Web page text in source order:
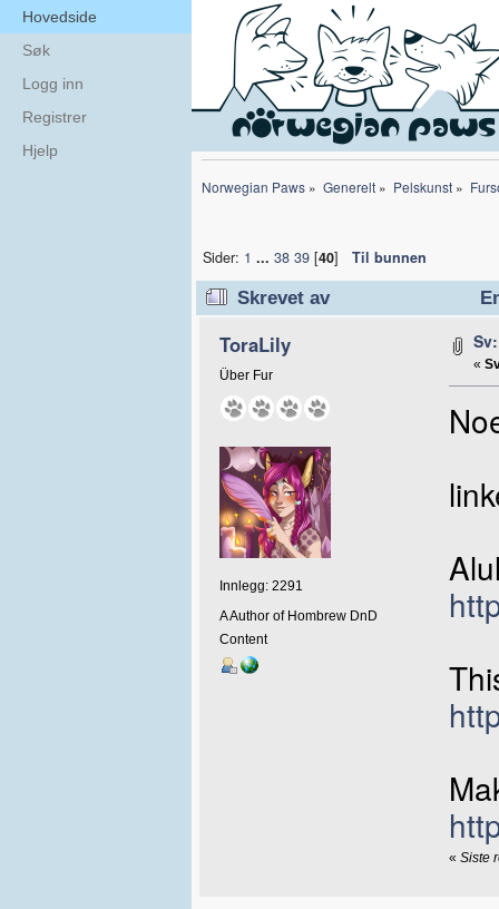
Hovedside
Søk
Logg inn
Registrer
Hjelp
Norwegian Paws » Generelt» Pelskunst»
Sider: 1 ... 38 39[40] Til bunnen
Skrevet av
ToraLily
Über Fur
Innlegg: 2291
A Author of Hombrew DnD
Content
«
« Siste